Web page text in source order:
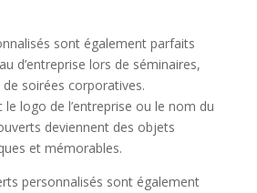
sont également parfaits
d’entreprise lors de séminaires,
soirées corporatives.
le logo de l’entreprise ou le nom du
deviennent des objets
et mémorables.
personnalisés sont également